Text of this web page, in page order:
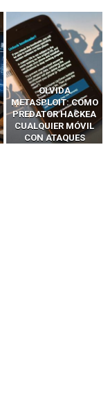
CÓMO LOS HACKERS
INTERCEPTAN OTPS
Y LLAMADAS
MÓVILES SIN
‘HACKEAR’ — EL